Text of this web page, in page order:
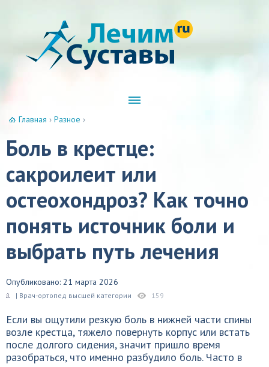
Главная › Разное ›
Боль в крестце:
сакроилеит или
остеохондроз? Как точно
понять источник боли и
выбрать путь лечения
Опубликовано: 21 марта 2026
| Врач-ортопед высшей категории 159
Если вы ощутили резкую боль в нижней части спины
возле крестца, тяжело повернуть корпус или встать
после долгого сидения, значит пришло время
разобраться, что именно разбудило боль. Часто в